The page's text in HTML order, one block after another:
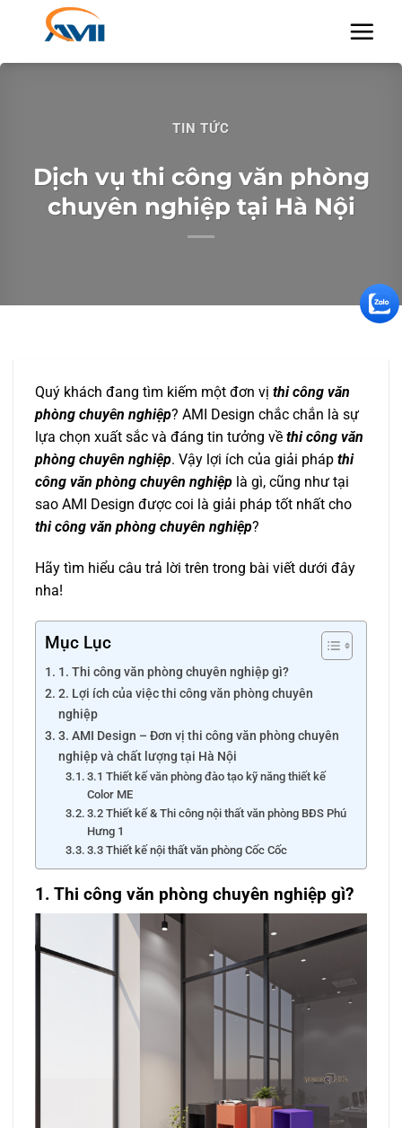
TIN TỨC
Dịch vụ thi công văn phòng
chuyên nghiệp tại Hà Nội
Quý khách đang tìm kiếm một đơn vị thi công văn
phòng chuyên nghiệp? AMI Design chắc chắn là sự
lựa chọn xuất sắc và đáng tin tưởng về thi công văn
phòng chuyên nghiệp. Vậy lợi ích của giải pháp thi
công văn phòng chuyên nghiệp là gì, cũng như tại
sao AMI Design được coi là giải pháp tốt nhất cho
thi công văn phòng chuyên nghiệp?
Hãy tìm hiểu câu trả lời trên trong bài viết dưới đây
nha!
Mục Lục
1. Thi công văn phòng chuyên nghiệp gì?
2. Lợi ích của việc thi công văn phòng chuyên
nghiệp
3. AMI Design – Đơn vị thi công văn phòng chuyên
nghiệp và chất lượng tại Hà Nội
3.1 Thiết kế văn phòng đào tạo kỹ năng thiết kế
Color ME
3.2 Thiết kế & Thi công nội thất văn phòng BĐS Phú
Hưng 1
3.3 Thiết kế nội thất văn phòng Cốc Cốc
1. Thi công văn phòng chuyên nghiệp gì?